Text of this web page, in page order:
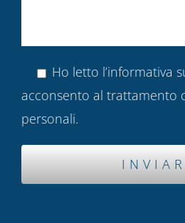
Ho letto l’informativa
acconsento al trattamento
personali.